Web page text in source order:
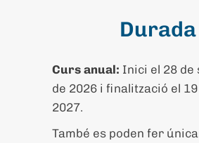
Durada
Curs anual: Inici el 28 de
de 2026 i finalització el
2027.
També es poden fer